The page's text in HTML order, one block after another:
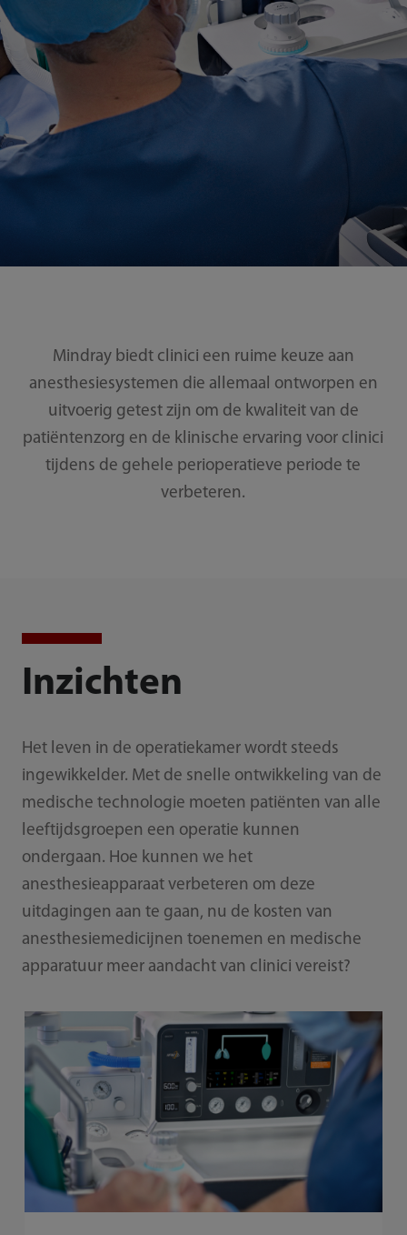
Mindray biedt clinici een ruime keuze aan
anesthesiesystemen die allemaal ontworpen en
uitvoerig getest zijn om de kwaliteit van de
patiëntenzorg en de klinische ervaring voor clinici
tijdens de gehele perioperatieve periode te
verbeteren.
Inzichten
Het leven in de operatiekamer wordt steeds
ingewikkelder. Met de snelle ontwikkeling van de
medische technologie moeten patiënten van alle
leeftijdsgroepen een operatie kunnen
ondergaan. Hoe kunnen we het
anesthesieapparaat verbeteren om deze
uitdagingen aan te gaan, nu de kosten van
anesthesiemedicijnen toenemen en medische
apparatuur meer aandacht van clinici vereist?